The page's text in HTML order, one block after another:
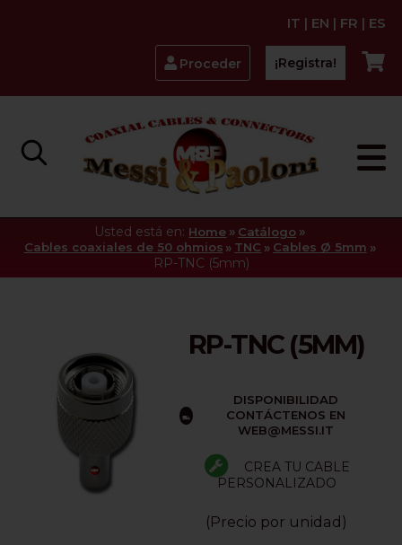
IT | EN | FR | ES
Proceder ¡Registra!
Usted está en: Home » Catálogo »
Cables coaxiales de 50 ohmios » TNC » Cables Ø 5mm »
RP-TNC (5mm)
RP-TNC (5MM)
DISPONIBILIDAD
CONTÁCTENOS EN
WEB@MESSI.IT
CREA TU CABLE
PERSONALIZADO
(Precio por unidad)